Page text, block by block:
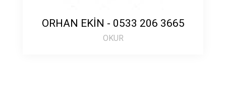
ORHAN EKİN - 0533 206 3665
OKUR